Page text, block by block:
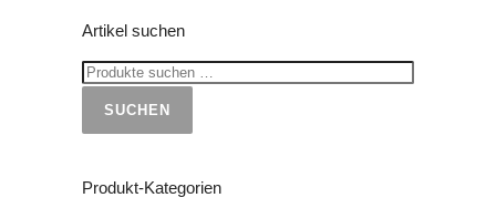
Artikel suchen
SUCHEN
Produkt-Kategorien